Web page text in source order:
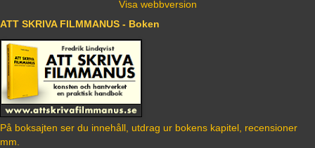
Visa webbversion
ATT SKRIVA FILMMANUS - Boken
På boksajten ser du innehåll, utdrag ur bokens kapitel, recensioner
mm.